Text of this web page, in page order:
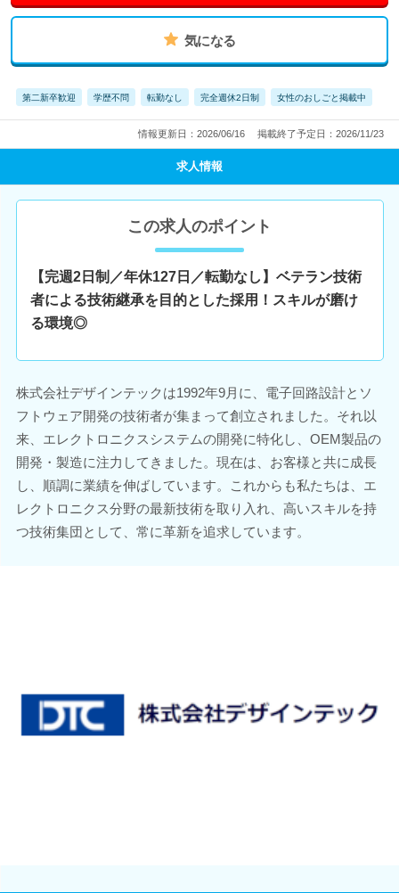
気になる
第二新卒歓迎 学歴不問 転勤なし 完全週休2日制 女性のおしごと掲載中
情報更新日：2026/06/16 掲載終了予定日：2026/11/23
求人情報
この求人のポイント
【完週2日制／年休127日／転勤なし】ベテラン技術
者による技術継承を目的とした採用！スキルが磨け
る環境◎
株式会社デザインテックは1992年9月に、電子回路設計とソ
フトウェア開発の技術者が集まって創立されました。それ以
来、エレクトロニクスシステムの開発に特化し、OEM製品の
開発・製造に注力してきました。現在は、お客様と共に成長
し、順調に業績を伸ばしています。これからも私たちは、エ
レクトロニクス分野の最新技術を取り入れ、高いスキルを持
つ技術集団として、常に革新を追求しています。